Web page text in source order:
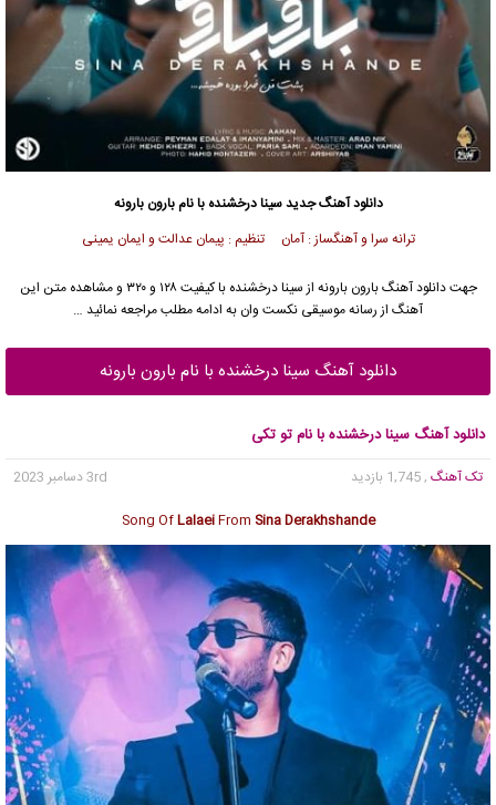
دانلود آهنگ جدیدسینا درخشنده با نام بارون بارونه
ترانه سرا و آهنگساز : آمان تنظیم : پیمان عدالت و ایمان یمینی
جهت دانلود آهنگ بارون بارونه از سینا درخشنده
با کیفیت ۱۲۸ و ۳۲۰ و مشاهده متن این
آهنگ از رسانه موسیقی نکست وان به ادامه مطلب مراجعه نمائید …
دانلود آهنگ سینا درخشنده با نام بارون بارونه
دانلود آهنگ سینا درخشنده با نام تو تکی
تک آهنگ , 1,745 بازدید
3rd دسامبر 2023
Song OfLalaeiFrom Sina Derakhshande